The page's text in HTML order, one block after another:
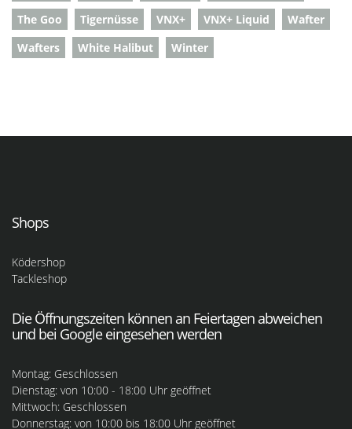
The Goo
Tigernüsse VNX+ VNX+ Liquid
Wafter
Wafters
White Halibut Winter
Shops
Ködershop
Tackleshop
Die Öffnungszeiten können an Feiertagen abweichen
und bei Google eingesehen werden
Montag: Geschlossen
Dienstag: von 10:00 - 18:00 Uhr geöffnet
Mittwoch: Geschlossen
Donnerstag: von 10:00 bis 18:00 Uhr geöffnet